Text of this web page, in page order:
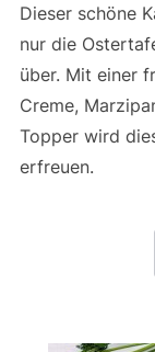
Dieser schöne
nur die
über. Mit einer
Creme,
Topper wird
erfreuen.